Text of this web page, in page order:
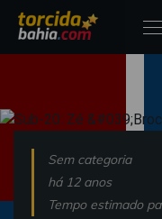
Sem categoria
há 12 anos
Tempo estimado